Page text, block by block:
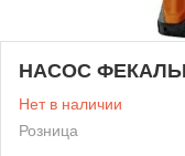
НАСОС
Нет в наличии
Розница